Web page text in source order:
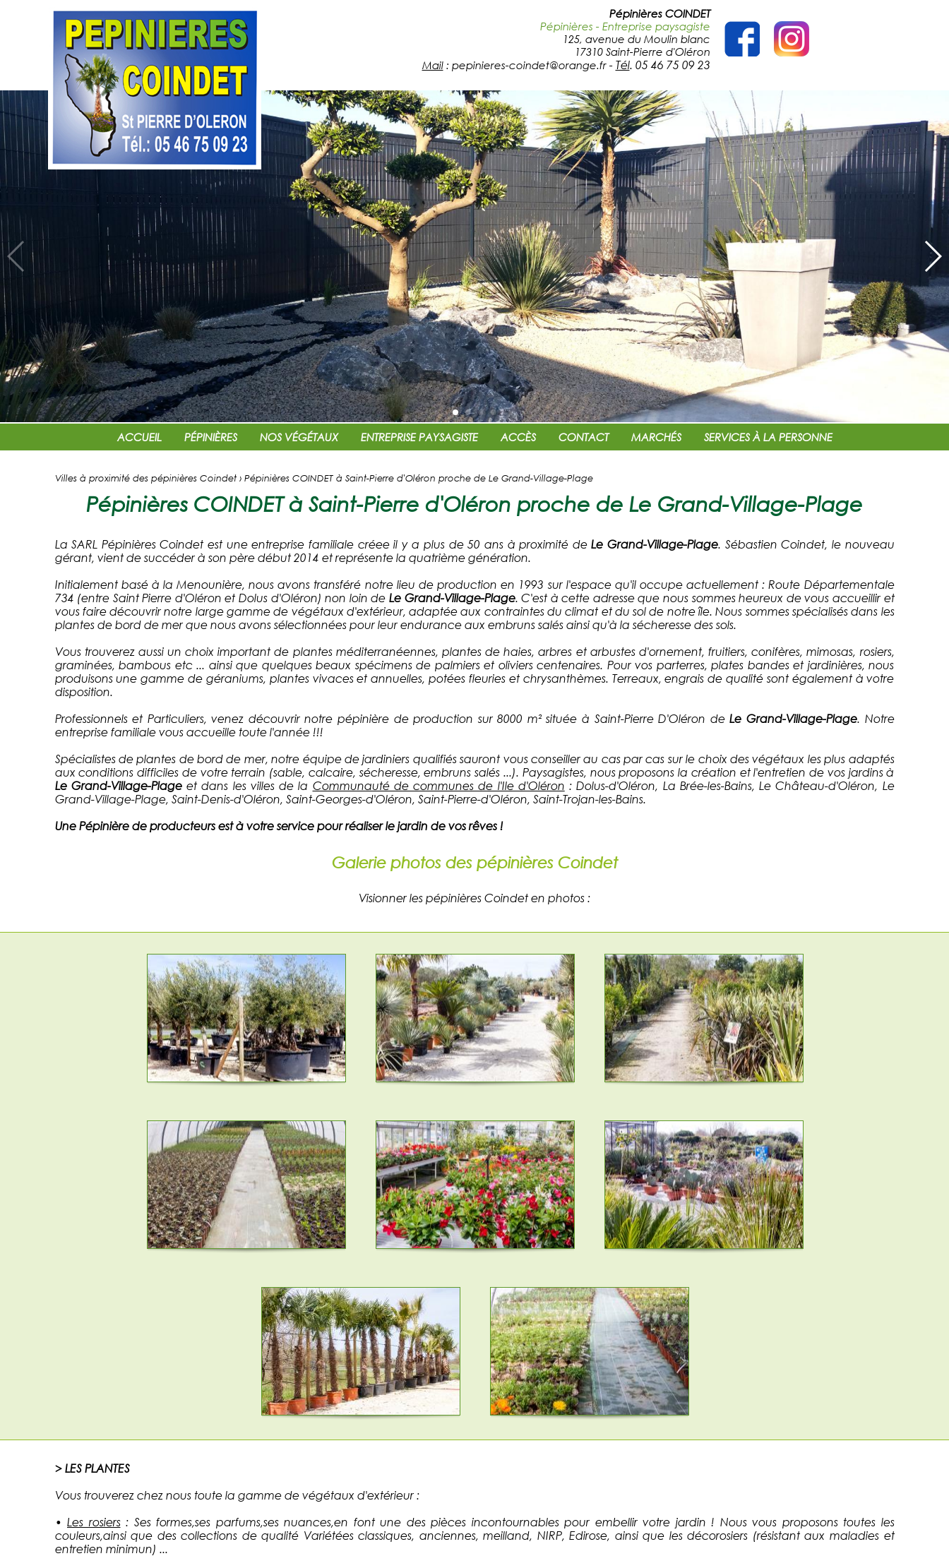
Pépinières COINDET
Pépinières - Entreprise paysagiste
125, avenue du Moulin blanc
17310 Saint-Pierre d'Oléron
Mail: pepinieres-coindet@orange.fr- Tél. 05 46 75 09 23
Paysagiste COINDET à Saint-Pierre d'Oléron
ACCUEIL PÉPINIÈRES NOS VÉGÉTAUX ENTREPRISE PAYSAGISTE ACCÈS CONTACT MARCHÉS SERVICES À LA PERSONNE
Villes à proximité des pépinières Coindet › Pépinières COINDET à Saint-Pierre d'Oléron proche de Le Grand-Village-Plage
Pépinières COINDET à Saint-Pierre d'Oléron proche de Le Grand-Village-Plage
La SARL Pépinières Coindet est une entreprise familiale créee il y a plus de 50 ans à proximité deLe Grand-Village-Plage. Sébastien Coindet, le nouveau
gérant, vient de succéder à son père début 2014 et représente la quatrième génération.
Initialement basé à la Menounière, nous avons transféré notre lieu de production en 1993 sur l'espace qu'il occupe actuellement : Route Départementale
734 (entre Saint Pierre d'Oléron et Dolus d'Oléron) non loin de Le Grand-Village-Plage. C'est à cette adresse que nous sommes heureux de vous accueillir et
vous faire découvrir notre large gamme de végétaux d'extérieur, adaptée aux contraintes du climat et du sol de notre île. Nous sommes spécialisés dans les
plantes de bord de mer que nous avons sélectionnées pour leur endurance aux embruns salés ainsi qu'à la sécheresse des sols.
Vous trouverez aussi un choix important de plantes méditerranéennes, plantes de haies, arbres et arbustes d'ornement, fruitiers, conifères, mimosas, rosiers,
graminées, bambous etc ... ainsi que quelques beaux spécimens de palmiers et oliviers centenaires. Pour vos parterres, plates bandes et jardinières, nous
produisons une gamme de géraniums, plantes vivaces et annuelles, potées fleuries et chrysanthèmes. Terreaux, engrais de qualité sont également à votre
disposition.
Professionnels et Particuliers, venez découvrir notre pépinière de production sur 8000 m² située à Saint-Pierre D'Oléron deLe Grand-Village-Plage. Notre
entreprise familiale vous accueille toute l'année !!!
Spécialistes de plantes de bord de mer, notre équipe de jardiniers qualifiés sauront vous conseiller au cas par cas sur le choix des végétaux les plus adaptés
aux conditions difficiles de votre terrain (sable, calcaire, sécheresse, embruns salés ...). Paysagistes, nous proposons la création et l'entretien de vos jardins à
Le Grand-Village-Plageet dans les villes de la Communauté de communes de l'Ile d'Oléron : Dolus-d'Oléron, La Brée-les-Bains, Le Château-d'Oléron, Le
Grand-Village-Plage, Saint-Denis-d'Oléron, Saint-Georges-d'Oléron, Saint-Pierre-d'Oléron, Saint-Trojan-les-Bains.
Une Pépinière de producteurs est à votre service pour réaliser le jardin de vos rêves !
Galerie photos des pépinières Coindet
Visionner les pépinières Coindet en photos :
> LES PLANTES
Vous trouverez chez nous toute la gamme de végétaux d'extérieur :
• Les rosiers: Ses formes,ses parfums,ses nuances,en font une des pièces incontournables pour embellir votre jardin ! Nous vous proposons toutes les
couleurs,ainsi que des collections de qualité Variétées classiques, anciennes, meilland, NIRP, Edirose, ainsi que les décorosiers (résistant aux maladies et
entretien minimun) ...